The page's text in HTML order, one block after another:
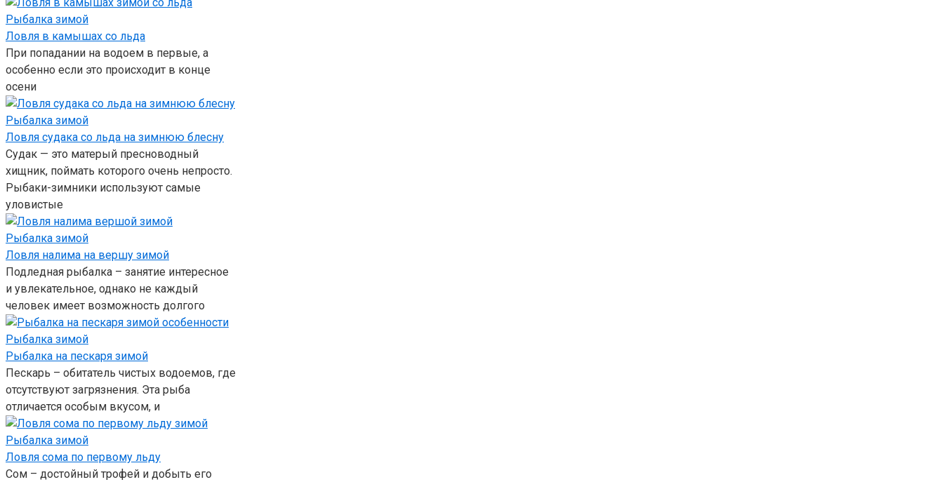
Рыбалка зимой
Ловля в камышах со льда
При попадании на водоем в первые, а
особенно если это происходит в конце
осени
Рыбалка зимой
Ловля судака со льда на зимнюю блесну
Судак — это матерый пресноводный
хищник, поймать которого очень непросто.
Рыбаки-зимники используют самые
уловистые
Рыбалка зимой
Ловля налима на вершу зимой
Подледная рыбалка – занятие интересное
и увлекательное, однако не каждый
человек имеет возможность долгого
Рыбалка зимой
Рыбалка на пескаря зимой
Пескарь – обитатель чистых водоемов, где
отсутствуют загрязнения. Эта рыба
отличается особым вкусом, и
Рыбалка зимой
Ловля сома по первому льду
Сом – достойный трофей и добыть его